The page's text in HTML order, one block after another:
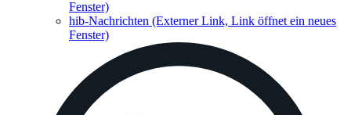
Fenster)
hib-Nachrichten (Externer Link, Link öffnet ein neues
Fenster)